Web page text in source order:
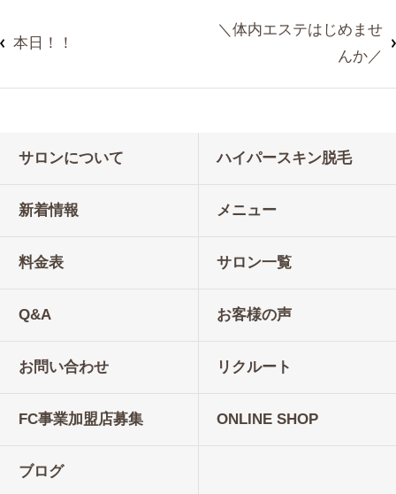
本日！！
＼体内エステはじめませ
んか／
サロンについて ハイパースキン脱毛
新着情報 メニュー
料金表 サロン一覧
Q&A お客様の声
お問い合わせ リクルート
FC事業加盟店募集 ONLINE SHOP
ブログ